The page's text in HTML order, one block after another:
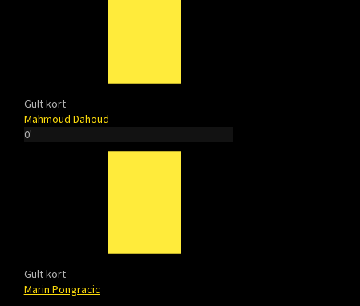
Gult kort
Mahmoud Dahoud
0'
Gult kort
Marin Pongracic